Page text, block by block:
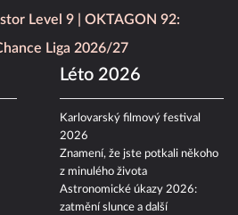
Level 9
OKTAGON 92:
Liga 2026/27
Léto 2026
Karlovarský filmový festival
2026
Znamení, že jste potkali někoho
z minulého života
Astronomické úkazy 2026:
zatmění slunce a další